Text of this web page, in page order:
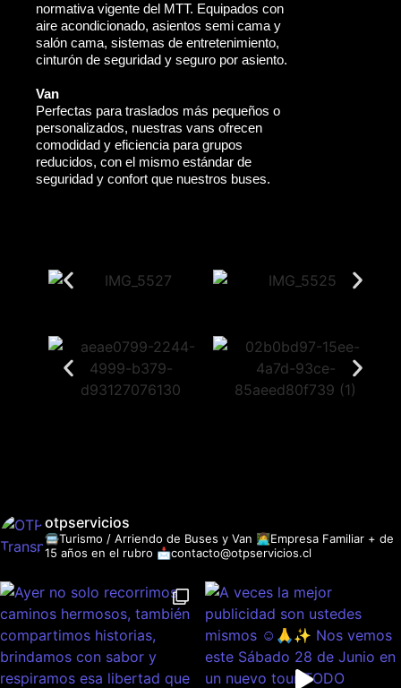
normativa vigente del MTT. Equipados con
aire acondicionado, asientos semi cama y
salón cama, sistemas de entretenimiento,
cinturón de seguridad y seguro por asiento.
Van
Perfectas para traslados más pequeños o
personalizados, nuestras vans ofrecen
comodidad y eficiencia para grupos
reducidos, con el mismo estándar de
seguridad y confort que nuestros buses.
otpservicios
🚍Turismo / Arriendo de Buses y Van 👩‍💻Empresa Familiar + de
15 años en el rubro 📩contacto@otpservicios.cl